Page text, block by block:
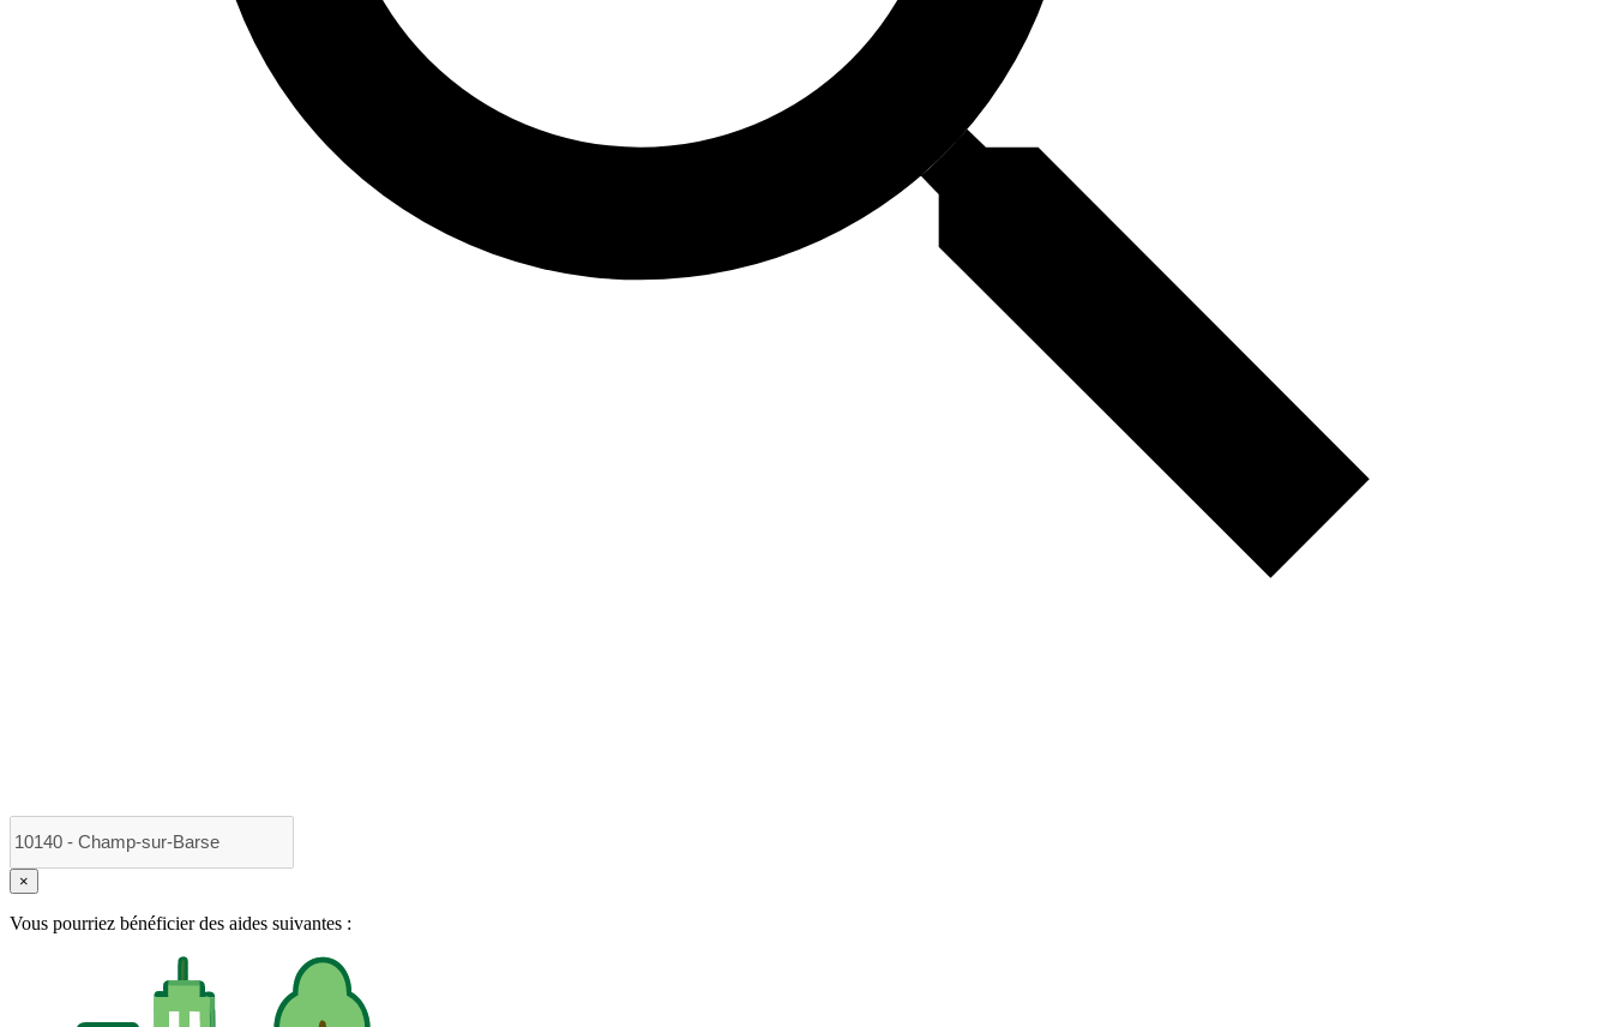
×
Vous pourriez bénéficier des aides suivantes :